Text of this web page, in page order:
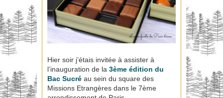
Hier soir j’étais invitée à assister à
l’inauguration de la 3ème édition du
Bac Sucré au sein du square des
Missions Etrangères dans le 7ème